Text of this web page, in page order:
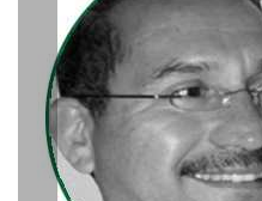
La devoción protege la
reprimir el amor a Dios
Ago 04, 2026 / 9:32 AM